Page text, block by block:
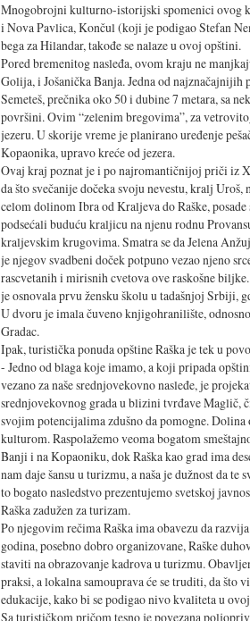
Mnogobrojni kulturno-istorijski spomenici ovog
i Nova Pavlica, Končul (koji je podigao Stefan
bega za Hilandar, takođe se nalaze u ovoj opštini.
Pored bremenitog nasleđa, ovom kraju ne
Golija, i Jošanička Banja. Jedna od
Semeteš, prečnika oko 50 i dubine 7 metara, sa
površini. Ovim “zelenim bregovima”, za
jezeru. U skorije vreme je planirano uređenje
Kopaonika, upravo kreće od jezera.
Ovaj kraj poznat je i po najromantičnijoj priči iz
da što svečanije dočeka svoju nevestu, kralj
celom dolinom Ibra od Kraljeva do Raške,
podsećali buduću kraljicu na njenu rodnu
kraljevskim krugovima. Smatra se da Jelena
je njegov svadbeni doček potpuno vezao njeno
rascvetanih i mirisnih cvetova ove raskošne
je osnovala prvu žensku školu u tadašnjoj Srbiji,
U dvoru je imala čuveno knjigohranilište,
Gradac.
Ipak, turistička ponuda opštine Raška je tek u
- Jedno od blaga koje imamo, a koji pripada
vezano za naše srednjovekovno nasleđe, je
srednjovekovnog grada u blizini tvrđave Maglič,
svojim potencijalima zdušno da pomogne.
kulturom. Raspolažemo veoma bogatom
Banji i na Kopaoniku, dok Raška kao grad ima
nam daje šansu u turizmu, a naša je dužnost da te
to bogato nasledstvo prezentujemo svetskoj
Raška zadužen za turizam.
Po njegovim rečima Raška ima obavezu da
godina, posebno dobro organizovane, Raške
staviti na obrazovanje kadrova u turizmu.
praksi, a lokalna samouprava će se truditi, da što
edukacije, kako bi se podigao nivo kvaliteta u
Sa turističkom pričom tesno je povezana